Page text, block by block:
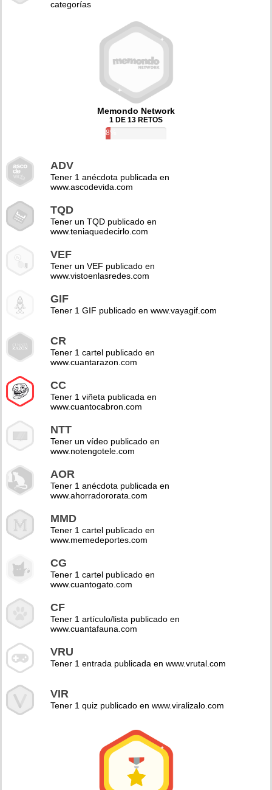
categorías
Memondo Network
1 DE 13 RETOS
8%
ADV
Tener 1 anécdota publicada en
www.ascodevida.com
TQD
Tener un TQD publicado en
www.teniaquedecirlo.com
VEF
Tener un VEF publicado en
www.vistoenlasredes.com
GIF
Tener 1 GIF publicado en www.vayagif.com
CR
Tener 1 cartel publicado en
www.cuantarazon.com
CC
Tener 1 viñeta publicada en
www.cuantocabron.com
NTT
Tener un vídeo publicado en
www.notengotele.com
AOR
Tener 1 anécdota publicada en
www.ahorradororata.com
MMD
Tener 1 cartel publicado en
www.memedeportes.com
CG
Tener 1 cartel publicado en
www.cuantogato.com
CF
Tener 1 artículo/lista publicado en
www.cuantafauna.com
VRU
Tener 1 entrada publicada en www.vrutal.com
VIR
Tener 1 quiz publicado en www.viralizalo.com